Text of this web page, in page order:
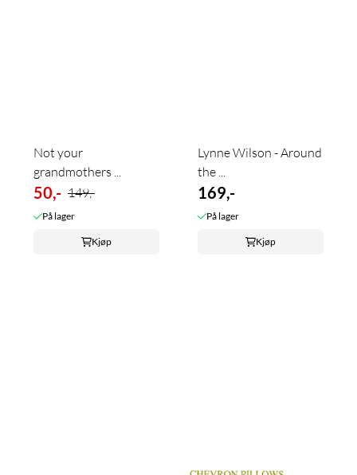
Not your
grandmothers ...
50,- 149,-
På lager
Kjøp
Lynne Wilson - Around
the ...
169,-
På lager
Kjøp